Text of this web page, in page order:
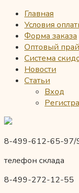
Главная
Условия
Форма заказа
Оптовый
Система
Новости
Статьи
Вход
8-499-612-65-97/
телефон склада
8-499-272-12-55